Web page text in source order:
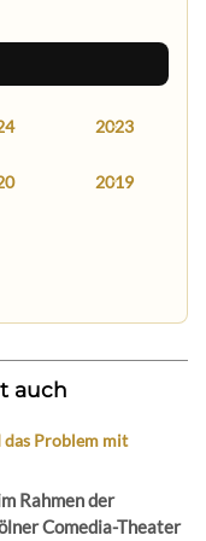
2023
2019
auch
das Problem mit
Rahmen der
Comedia-Theater